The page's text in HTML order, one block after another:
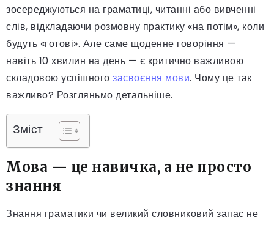
зосереджуються на граматиці, читанні або вивченні
слів, відкладаючи розмовну практику «на потім», коли
будуть «готові». Але саме щоденне говоріння —
навіть 10 хвилин на день — є критично важливою
складовою успішного засвоєння мови. Чому це так
важливо? Розгляньмо детальніше.
Зміст
Мова — це навичка, а не просто
знання
Знання граматики чи великий словниковий запас не